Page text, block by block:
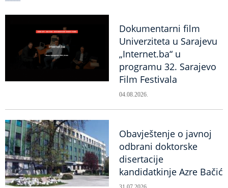
Dokumentarni film
Univerziteta u Sarajevu
„Internet.ba“ u
programu 32. Sarajevo
Film Festivala
04.08.2026.
Obavještenje o javnoj
odbrani doktorske
disertacije
kandidatkinje Azre Bačić